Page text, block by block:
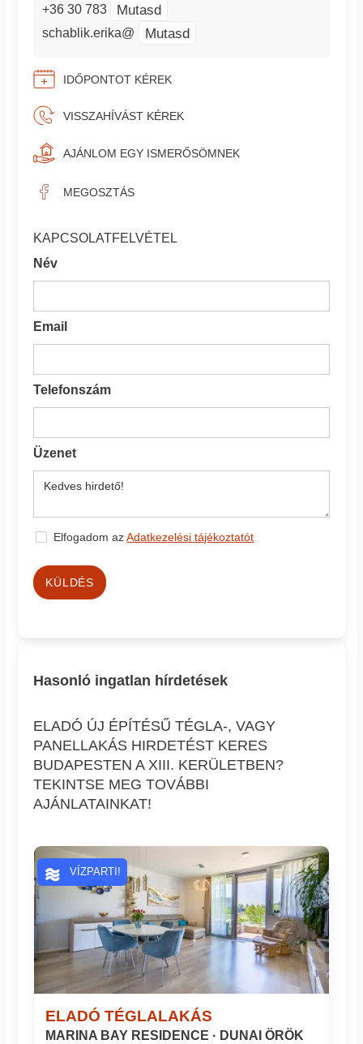
+36 30 783 Mutasd
schablik.erika@ Mutasd
IDŐPONTOT KÉREK
VISSZAHÍVÁST KÉREK
AJÁNLOM EGY ISMERŐSÖMNEK
MEGOSZTÁS
KAPCSOLATFELVÉTEL
Név
Email
Telefonszám
Üzenet
Elfogadom azAdatkezelési tájékoztatót
KÜLDÉS
Hasonló ingatlan hírdetések
ELADÓ ÚJ ÉPÍTÉSŰ TÉGLA-, VAGY
PANELLAKÁS HIRDETÉST KERES
BUDAPESTEN A XIII. KERÜLETBEN?
TEKINTSE MEG TOVÁBBI
AJÁNLATAINKAT!
ELADÓ TÉGLALAKÁS
MARINA BAY RESIDENCE · DUNAI ÖRÖK
VÍZPARTI!